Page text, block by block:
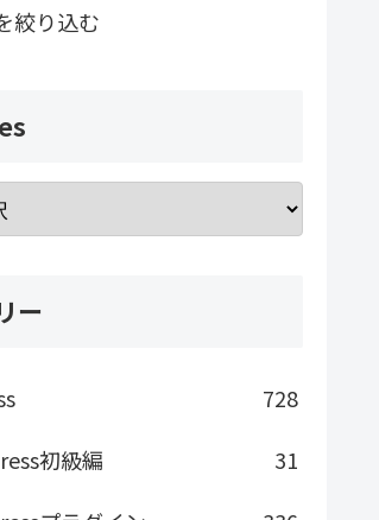
絞り込む
ー
728
初級編
31